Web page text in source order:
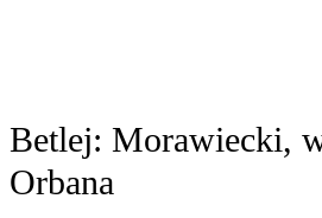
Betlej: Morawiecki,
Orbana